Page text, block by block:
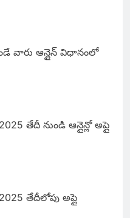
వారు ఆన్లైన్ విధానంలో
తేదీ నుండి ఆన్లైన్లో అప్లై
తేదీలోపు అప్లై